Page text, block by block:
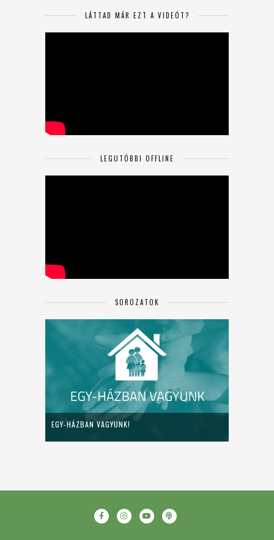
LÁTTAD MÁR EZT A VIDEÓT?
LEGUTÓBBI OFFLINE
SOROZATOK
EGY-HÁZBAN VAGYUNK!